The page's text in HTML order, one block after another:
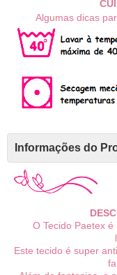
Algumas dicas
Informações do
O Tecido Paetex
Este tecido é super